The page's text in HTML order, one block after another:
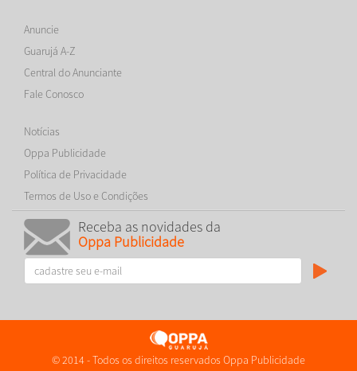
Anuncie
Guarujá A-Z
Central do Anunciante
Fale Conosco
Notícias
Oppa Publicidade
Política de Privacidade
Termos de Uso e Condições
Receba as novidades da
Oppa Publicidade
© 2014 - Todos os direitos reservados Oppa Publicidade